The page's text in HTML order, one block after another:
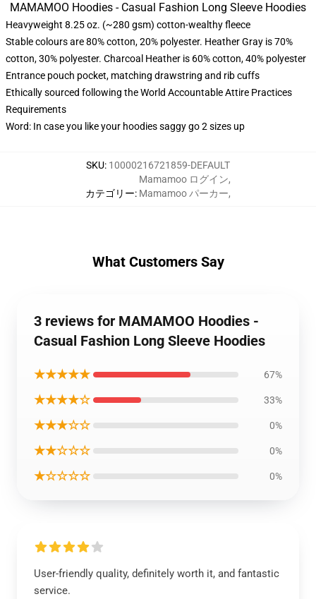
MAMAMOO Hoodies - Casual Fashion Long Sleeve Hoodies
Heavyweight 8.25 oz. (~280 gsm) cotton-wealthy fleece
Stable colours are 80% cotton, 20% polyester. Heather Gray is 70%
cotton, 30% polyester. Charcoal Heather is 60% cotton, 40% polyester
Entrance pouch pocket, matching drawstring and rib cuffs
Ethically sourced following the World Accountable Attire Practices
Requirements
Word: In case you like your hoodies saggy go 2 sizes up
SKU: 10000216721859-DEFAULT
カテゴリー:
Mamamoo ログイン,
Mamamoo パーカー,
What Customers Say
3 reviews for MAMAMOO Hoodies -
Casual Fashion Long Sleeve Hoodies
★★★★★ 67%
★★★★☆ 33%
★★★☆☆ 0%
★★☆☆☆ 0%
★☆☆☆☆ 0%
User-friendly quality, definitely worth it, and fantastic
service.